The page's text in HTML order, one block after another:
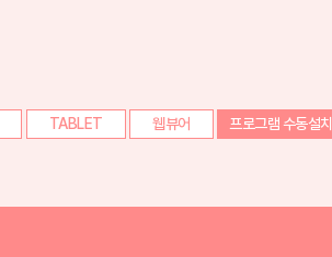
TABLET 웹뷰어 프로그램 수동설치